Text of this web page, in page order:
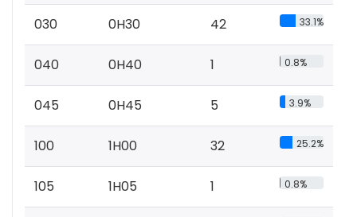
030 0H30 42 33.1%
040 0H40 1 0.8%
045 0H45 5 3.9%
100 1H00 32 25.2%
105 1H05 1 0.8%